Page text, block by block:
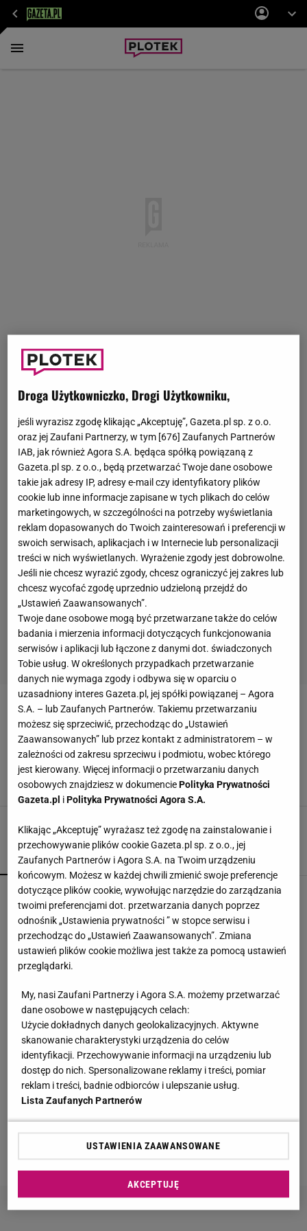
PJONGCZANG 2018
Najlepszy sezon w karierze Kamil Stocha
dobiegł właśnie końca. Czy teraz pora na
dziecko? Jest komentarz rodziny skoczka
AG,26 MARCA 2018, 14:20
POPULARNE NAJNOWSZE
Gawryluk reaguje na krytykę po debacie u
Nawrockiego. Co na to Polsat?
Tak wygląda mazurska willa Kwaśniewskich. Tuż
Kultowy serial powraca. "Line of Duty - wydział
wewnętrzny" już od czwartku, 6 sierpnia w BBC
First
MATERIAŁ PROMOCYJNY
Moby poruszony widokiem w Warszawie. Pod
nagraniem tysiące reakcji
Lewandowska w ogniu krytyki za wakacje bez
dzieci. Hyży się odpaliła
Droga Użytkowniczko, Drogi Użytkowniku,
jeśli wyrazisz zgodę klikając „Akceptuję”, Gazeta.pl sp. z o.o.
oraz jej Zaufani Partnerzy, w tym [ 676 ] Zaufanych Partnerów
IAB, jak również Agora S.A. będąca spółką powiązaną z
Gazeta.pl sp. z o.o., będą przetwarzać Twoje dane osobowe
takie jak adresy IP, adresy e-mail czy identyfikatory plików
cookie lub inne informacje zapisane w tych plikach do celów
marketingowych, w szczególności na potrzeby wyświetlania
reklam dopasowanych do Twoich zainteresowań i preferencji w
swoich serwisach, aplikacjach i w Internecie lub personalizacji
treści w nich wyświetlanych. Wyrażenie zgody jest dobrowolne.
Jeśli nie chcesz wyrazić zgody, chcesz ograniczyć jej zakres lub
chcesz wycofać zgodę uprzednio udzieloną przejdź do
„Ustawień Zaawansowanych”.
Twoje dane osobowe mogą być przetwarzane także do celów
badania i mierzenia informacji dotyczących funkcjonowania
serwisów i aplikacji lub łączone z danymi dot. świadczonych
Tobie usług. W określonych przypadkach przetwarzanie
danych nie wymaga zgody i odbywa się w oparciu o
uzasadniony interes Gazeta.pl, jej spółki powiązanej – Agora
S.A. – lub Zaufanych Partnerów. Takiemu przetwarzaniu
możesz się sprzeciwić, przechodząc do „Ustawień
Zaawansowanych” lub przez kontakt z administratorem – w
zależności od zakresu sprzeciwu i podmiotu, wobec którego
jest kierowany. Więcej informacji o przetwarzaniu danych
osobowych znajdziesz w dokumencie Polityka Prywatności
Gazeta.pl i Polityka Prywatności Agora S.A.
Klikając „Akceptuję” wyrażasz też zgodę na zainstalowanie i
przechowywanie plików cookie Gazeta.pl sp. z o.o., jej
Zaufanych Partnerów i Agora S.A. na Twoim urządzeniu
końcowym. Możesz w każdej chwili zmienić swoje preferencje
dotyczące plików cookie, wywołując narzędzie do zarządzania
twoimi preferencjami dot. przetwarzania danych poprzez
odnośnik „Ustawienia prywatności ” w stopce serwisu i
przechodząc do „Ustawień Zaawansowanych”. Zmiana
ustawień plików cookie możliwa jest także za pomocą ustawień
przeglądarki.
My, nasi Zaufani Partnerzy i Agora S.A. możemy przetwarzać
dane osobowe w następujących celach:
Użycie dokładnych danych geolokalizacyjnych. Aktywne
skanowanie charakterystyki urządzenia do celów
identyfikacji. Przechowywanie informacji na urządzeniu lub
dostęp do nich. Spersonalizowane reklamy i treści, pomiar
reklam i treści, badnie odbiorców i ulepszanie usług.
Lista Zaufanych Partnerów
USTAWIENIA ZAAWANSOWANE
AKCEPTUJĘ